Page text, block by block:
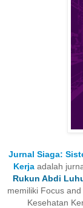
Jurnal Siaga:
Kerjaadalah
Rukun Abdi
memiliki Focus
Kesehatan